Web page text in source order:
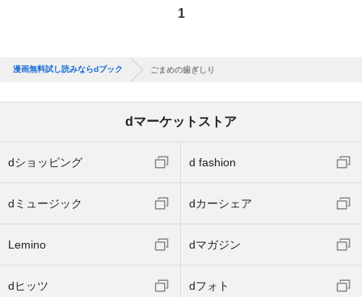
1
漫画無料試し読みならdブック ごまめの歯ぎしり
dマーケットストア
dショッピング d fashion
dミュージック dカーシェア
Lemino dマガジン
dヒッツ dフォト